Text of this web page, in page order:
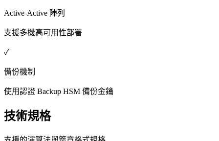
Active-Active 陣列
支援多機高可用性部署
✓
備份機制
使用認證 Backup HSM 備份金鑰
技術規格